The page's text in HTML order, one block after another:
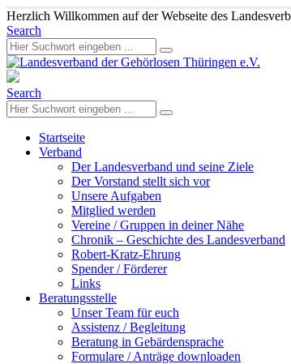
Herzlich Willkommen auf der Webseite des
Search
Search
Startseite
Verband
Der Landesverband und seine Ziele
Der Vorstand stellt sich vor
Unsere Aufgaben
Mitglied werden
Vereine / Gruppen in deiner Nähe
Chronik – Geschichte des Landesverband
Robert-Kratz-Ehrung
Spender / Förderer
Links
Beratungsstelle
Unser Team für euch
Assistenz / Begleitung
Beratung in Gebärdensprache
Formulare / Anträge downloaden